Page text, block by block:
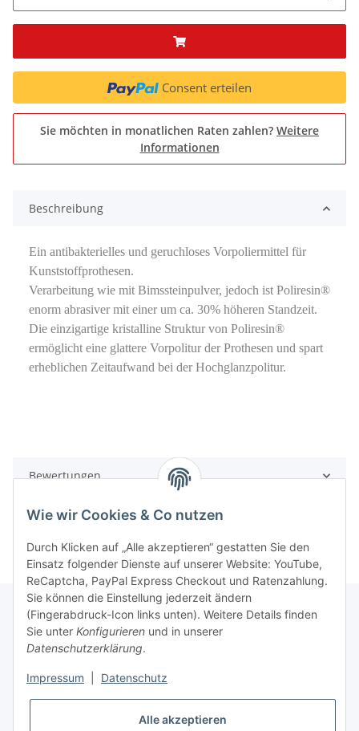
Consent erteilen
Sie möchten in monatlichen Raten zahlen? Weitere
Informationen
Beschreibung
Ein antibakterielles und geruchloses Vorpoliermittel für
Kunststoffprothesen.
Verarbeitung wie mit Bimssteinpulver, jedoch ist Poliresin®
enorm abrasiver mit einer um ca. 30% höheren Standzeit.
Die einzigartige kristalline Struktur von Poliresin®
ermöglicht eine glattere Vorpolitur der Prothesen und spart
erheblichen Zeitaufwand bei der Hochglanzpolitur.
Bewertungen
Rechtliche Hinweise
Produktinformationen
Wie wir Cookies & Co nutzen
Durch Klicken auf „Alle akzeptieren“ gestatten Sie den
Einsatz folgender Dienste auf unserer Website: YouTube,
ReCaptcha, PayPal Express Checkout und Ratenzahlung.
Sie können die Einstellung jederzeit ändern
(Fingerabdruck-Icon links unten). Weitere Details finden
Sie unter Konfigurieren und in unserer
Datenschutzerklärung.
Impressum Datenschutz
Alle akzeptieren